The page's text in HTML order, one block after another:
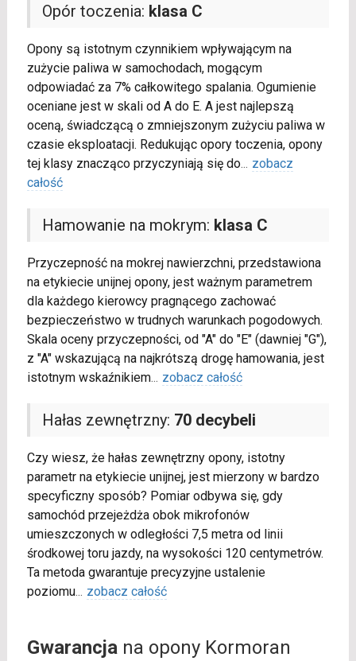
Opór toczenia: klasa C
Opony są istotnym czynnikiem wpływającym na
zużycie paliwa w samochodach, mogącym
odpowiadać za 7% całkowitego spalania. Ogumienie
oceniane jest w skali od A do E. A jest najlepszą
oceną, świadczącą o zmniejszonym zużyciu paliwa w
czasie eksploatacji. Redukując opory toczenia, opony
tej klasy znacząco przyczyniają się do... zobacz
całość
Hamowanie na mokrym: klasa C
Przyczepność na mokrej nawierzchni, przedstawiona
na etykiecie unijnej opony, jest ważnym parametrem
dla każdego kierowcy pragnącego zachować
bezpieczeństwo w trudnych warunkach pogodowych.
Skala oceny przyczepności, od "A" do "E" (dawniej "G"),
z "A" wskazującą na najkrótszą drogę hamowania, jest
istotnym wskaźnikiem... zobacz całość
Hałas zewnętrzny: 70 decybeli
Czy wiesz, że hałas zewnętrzny opony, istotny
parametr na etykiecie unijnej, jest mierzony w bardzo
specyficzny sposób? Pomiar odbywa się, gdy
samochód przejeżdża obok mikrofonów
umieszczonych w odległości 7,5 metra od linii
środkowej toru jazdy, na wysokości 120 centymetrów.
Ta metoda gwarantuje precyzyjne ustalenie
poziomu... zobacz całość
Gwarancjana opony Kormoran